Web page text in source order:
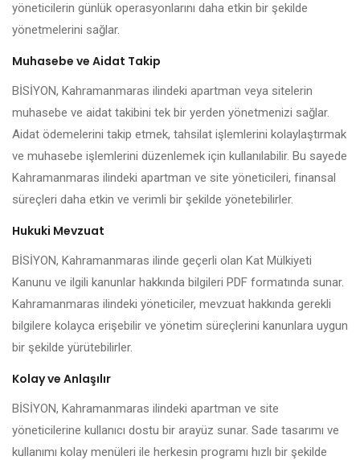
yöneticilerin günlük operasyonlarını daha etkin bir şekilde
yönetmelerini sağlar.
Muhasebe ve Aidat Takip
BİSİYON, Kahramanmaras ilindeki apartman veya sitelerin
muhasebe ve aidat takibini tek bir yerden yönetmenizi sağlar.
Aidat ödemelerini takip etmek, tahsilat işlemlerini kolaylaştırmak
ve muhasebe işlemlerini düzenlemek için kullanılabilir. Bu sayede
Kahramanmaras ilindeki apartman ve site yöneticileri, finansal
süreçleri daha etkin ve verimli bir şekilde yönetebilirler.
Hukuki Mevzuat
BİSİYON, Kahramanmaras ilinde geçerli olan Kat Mülkiyeti
Kanunu ve ilgili kanunlar hakkında bilgileri PDF formatında sunar.
Kahramanmaras ilindeki yöneticiler, mevzuat hakkında gerekli
bilgilere kolayca erişebilir ve yönetim süreçlerini kanunlara uygun
bir şekilde yürütebilirler.
Kolay ve Anlaşılır
BİSİYON, Kahramanmaras ilindeki apartman ve site
yöneticilerine kullanıcı dostu bir arayüz sunar. Sade tasarımı ve
kullanımı kolay menüleri ile herkesin programı hızlı bir şekilde